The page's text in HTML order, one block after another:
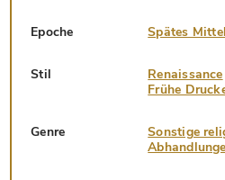
Epoche Spätes
Stil
Renaissance
Frühe
Genre
Sonstige